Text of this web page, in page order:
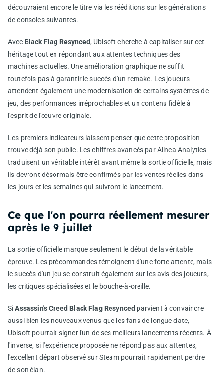
découvraient encore le titre via les rééditions sur les générations
de consoles suivantes.
Avec Black Flag Resynced, Ubisoft cherche à capitaliser sur cet
héritage tout en répondant aux attentes techniques des
machines actuelles. Une amélioration graphique ne suffit
toutefois pas à garantir le succès d'un remake. Les joueurs
attendent également une modernisation de certains systèmes de
jeu, des performances irréprochables et un contenu fidèle à
l'esprit de l'œuvre originale.
Les premiers indicateurs laissent penser que cette proposition
trouve déjà son public. Les chiffres avancés par Alinea Analytics
traduisent un véritable intérêt avant même la sortie officielle, mais
ils devront désormais être confirmés par les ventes réelles dans
les jours et les semaines qui suivront le lancement.
Ce que l'on pourra réellement mesurer
après le 9 juillet
La sortie officielle marque seulement le début de la véritable
épreuve. Les précommandes témoignent d'une forte attente, mais
le succès d'un jeu se construit également sur les avis des joueurs,
les critiques spécialisées et le bouche-à-oreille.
SiAssassin's Creed Black Flag Resynced parvient à convaincre
aussi bien les nouveaux venus que les fans de longue date,
Ubisoft pourrait signer l'un de ses meilleurs lancements récents. À
l'inverse, si l'expérience proposée ne répond pas aux attentes,
l'excellent départ observé sur Steam pourrait rapidement perdre
de son élan.